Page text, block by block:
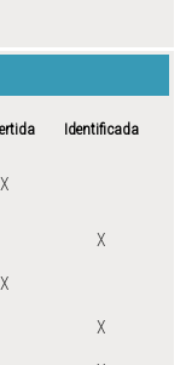
Identificada
X
X
X
X